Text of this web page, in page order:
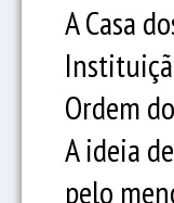
A Casa
Ordem
A ideia
pelo